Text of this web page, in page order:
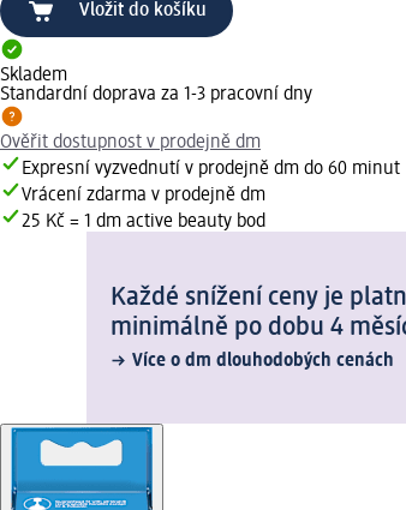
Vložit do košíku
Skladem
Standardní doprava za 1-3 pracovní dny
Ověřit dostupnost v prodejně dm
Expresní vyzvednutí v prodejně dm do 60 minut
Vrácení zdarma v prodejně dm
25 Kč = 1 dm active beauty bod
Každé snížení ceny je
minimálně po dobu 4
Více o dm dlouhodobých cenách